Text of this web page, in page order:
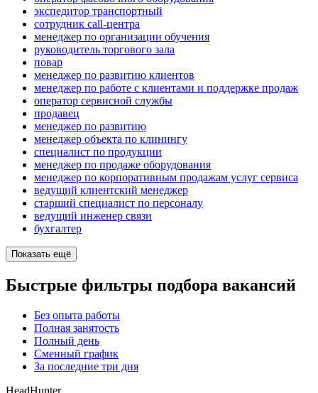
экспедитор транспортный
сотрудник call-центра
менеджер по организации обучения
руководитель торгового зала
повар
менеджер по развитию клиентов
менеджер по работе с клиентами и поддержке продаж
оператор сервисной службы
продавец
менеджер по развитию
менеджер объекта по клинингу
специалист по продукции
менеджер по продаже оборудования
менеджер по корпоративным продажам услуг сервиса
ведущий клиентский менеджер
старший специалист по персоналу
ведущий инженер связи
бухгалтер
Показать ещё
Быстрые фильтры подбора вакансий
Без опыта работы
Полная занятость
Полный день
Сменный график
За последние три дня
HeadHunter